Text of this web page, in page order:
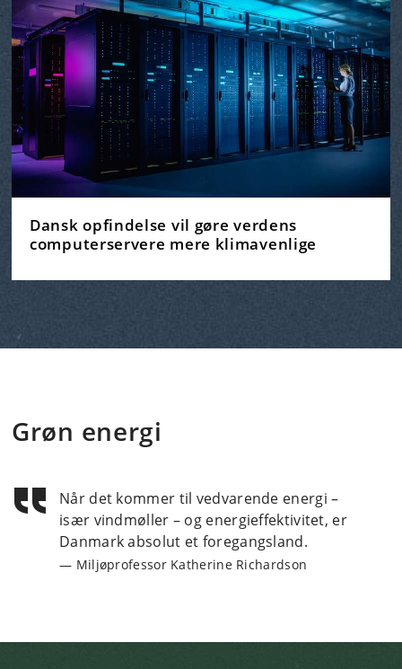
Dansk opfindelse vil gøre verdens
computerservere mere klimavenlige
Grøn energi
Når det kommer til vedvarende energi –
især vindmøller – og energieffektivitet, er
Danmark absolut et foregangsland.
Miljøprofessor Katherine Richardson